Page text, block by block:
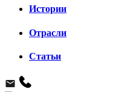
Истории
Отрасли
Статьи